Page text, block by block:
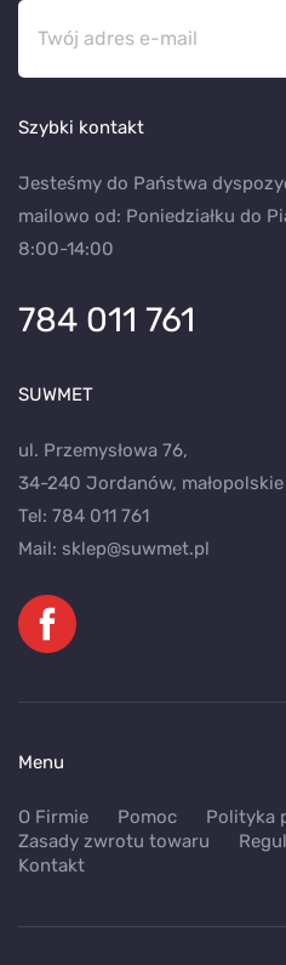
Szybki kontakt
Jesteśmy do Państwa
mailowo od: Poniedziałku do
8:00-14:00
784 011 761
SUWMET
ul. Przemysłowa 76,
34-240 Jordanów, małopolskie
Tel: 784 011 761
Mail: sklep@suwmet.pl
Menu
O Firmie Pomoc
Polityka
Zasady zwrotu towaru
Kontakt